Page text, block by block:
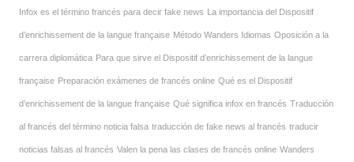
Infox es el término francés para decir fake news La importancia del Dispositif
d’enrichissement de la langue française Método Wanders Idiomas Oposición a la
carrera diplomática Para que sirve el Dispositif d’enrichissement de la langue
française Preparación exámenes de francés online Qué es el Dispositif
d’enrichissement de la langue française Qué significa infox en francés Traducción
al francés del término noticia falsa traducción de fake news al francés traducir
noticias falsas al francés Valen la pena las clases de francés online Wanders